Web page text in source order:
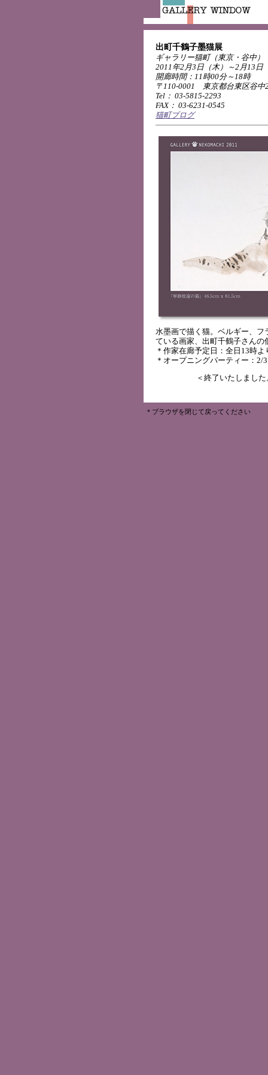
出町千鶴子墨猫展
ギャラリー猫町（東京・谷中）
2011年2月3日（木）～2月13日
開廊時間：11時00分～18時
〒110-0001 東京都台東区谷中
Tel： 03-5815-2293
FAX： 03-6231-0545
猫町ブログ
水墨画で描く猫。ベルギー、
ている画家、出町千鶴子さん
＊作家在廊予定日：全日13時よ
＊オープニングパーティー：2/
＜終了いたしまし
＊ブラウザを閉じて戻ってください